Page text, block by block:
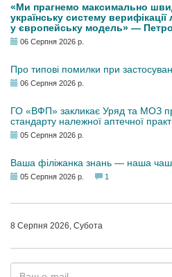
«Ми прагнемо максимально
українську систему верифікації
у європейську модель» — Петро
06 Серпня 2026 р.
Про типові помилки при
06 Серпня 2026 р.
ГО «ВФП» закликає Уряд та МОЗ
стандарту належної аптечної
05 Серпня 2026 р.
Ваша філіжанка знань — наша
05 Серпня 2026 р. 1
8 Серпня 2026, Субота